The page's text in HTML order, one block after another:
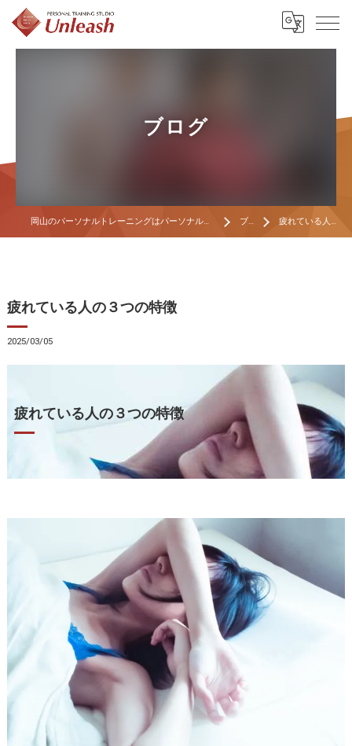
ブログ
岡山のパーソナルトレーニングはパーソナルトレーニングスタジオ Unleash ブログ 疲れている人の３つの特徴
疲れている人の３つの特徴
2025/03/05
疲れている人の３つの特徴